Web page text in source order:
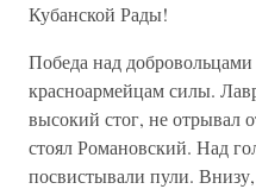
Кубанской Рады!
Победа над
красноармейцам силы.
высокий стог, не отрывал
стоял Романовский. Над
посвистывали пули.